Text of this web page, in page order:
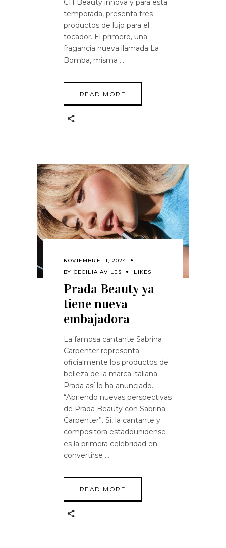
CH Beauty innova y para esta
temporada, presenta tres
productos de lujo para el
tocador. El primero, una
fragancia nueva llamada La
Bomba, misma
READ MORE
NOVIEMBRE 11, 2024
BY CECILIA AVILES LIKES
Prada Beauty ya
tiene nueva
embajadora
La famosa cantante Sabrina
Carpenter representa
oficialmente los productos de
belleza de la marca italiana
Prada así lo ha anunciado.
“Abriendo nuevas perspectivas
de Prada Beauty con Sabrina
Carpenter”. Si, la cantante y
compositora estadounidense
es la primera celebridad en
convertirse
READ MORE